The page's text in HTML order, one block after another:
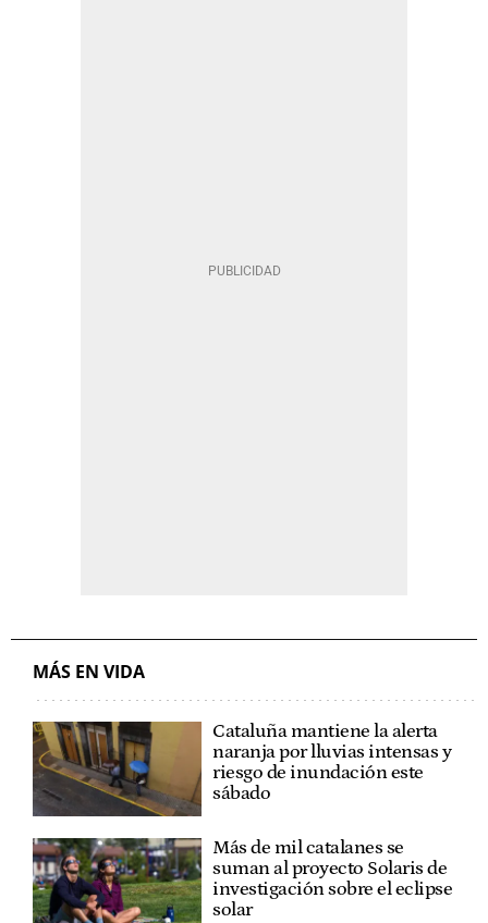
MÁS EN VIDA
Cataluña mantiene la alerta
naranja por lluvias intensas y
riesgo de inundación este
sábado
Más de mil catalanes se
suman al proyecto Solaris de
investigación sobre el eclipse
solar